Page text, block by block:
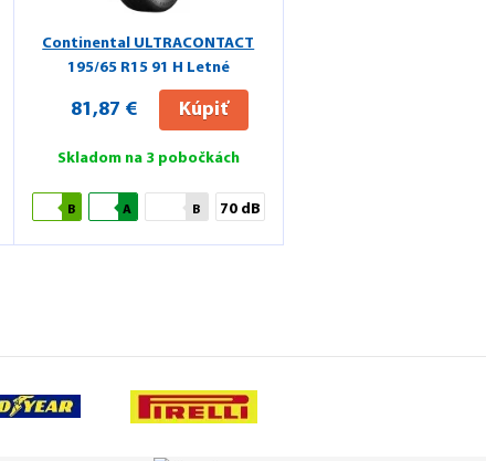
Continental ULTRACONTACT
195/65 R15 91 H Letné
81,87 € Kúpiť
Skladom na 3 pobočkách
B A B 70 dB